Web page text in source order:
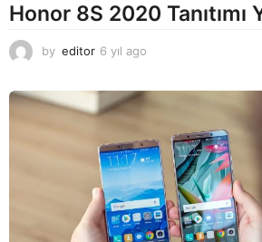
Honor 8S 2020 Tanıtımı
by editor 6 yıl ago
g
o